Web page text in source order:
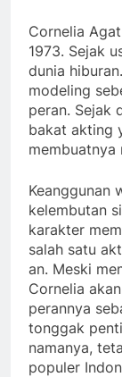
Cornelia
1973. Sejak
dunia
modeling
peran. Sejak
bakat akting
membuatnya
Keanggunan
kelembutan
karakter
salah satu
an. Meski
Cornelia
perannya
tonggak
namanya,
populer